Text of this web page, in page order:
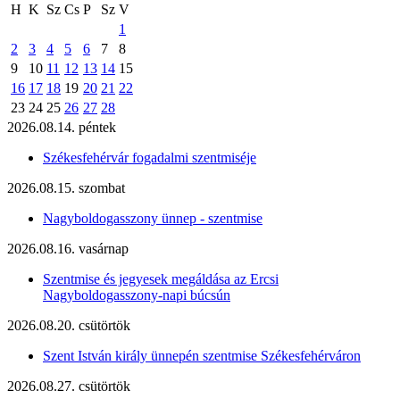
H K Sz Cs P Sz V
1
2
3 4 5 6 7
8
9
10 11 12 13 14 15
16 17 18 19 20 21 22
23 24 25 26 27 28
2026.08.14. péntek
Székesfehérvár fogadalmi szentmiséje
2026.08.15. szombat
Nagyboldogasszony ünnep - szentmise
2026.08.16. vasárnap
Szentmise és jegyesek megáldása az Ercsi
Nagyboldogasszony-napi búcsún
2026.08.20. csütörtök
Szent István király ünnepén szentmise Székesfehérváron
2026.08.27. csütörtök